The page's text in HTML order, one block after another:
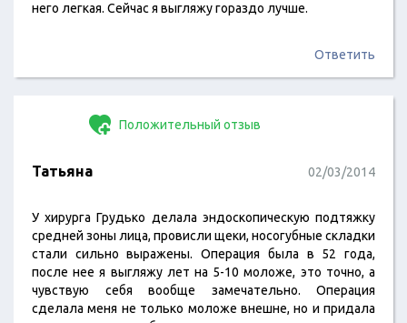
него легкая. Сейчас я выгляжу гораздо лучше.
Ответить
Положительный отзыв
Татьяна 02/03/2014
У хирурга Грудько делала эндоскопическую подтяжку
средней зоны лица, провисли щеки, носогубные складки
стали сильно выражены. Операция была в 52 года,
после нее я выгляжу лет на 5-10 моложе, это точно, а
чувствую себя вообще замечательно. Операция
сделала меня не только моложе внешне, но и придала